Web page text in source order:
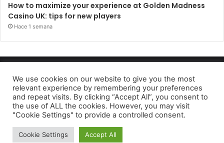
How to maximize your experience at Golden Madness
Casino UK: tips for new players
Hace 1 semana
Periódico El Observador 2022
Avido de privacidad
Facebook
TwitterTelegram
We use cookies on our website to give you the most
relevant experience by remembering your preferences
and repeat visits. By clicking “Accept All”, you consent to
the use of ALL the cookies. However, you may visit
"Cookie Settings" to provide a controlled consent.
Cookie Settings Accept All